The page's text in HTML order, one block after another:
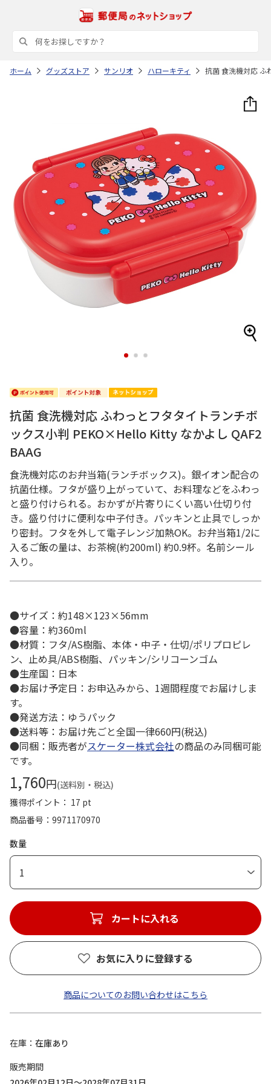
ホーム グッズストア サンリオ ハローキティ 抗菌 食洗機対応 ふ
1 2 3
抗菌 食洗機対応 ふわっとフタタイトランチボ
ックス小判 PEKO×Hello Kitty なかよし QAF2
BAAG
食洗機対応のお弁当箱(ランチボックス)。銀イオン配合の
抗菌仕様。フタが盛り上がっていて、お料理などをふわっ
と盛り付けられる。おかずが片寄りにくい高い仕切り付
き。盛り付けに便利な中子付き。パッキンと止具でしっか
り密封。フタを外して電子レンジ加熱OK。お弁当箱1/2に
入るご飯の量は、お茶椀(約200ml) 約0.9杯。名前シール
入り。
●サイズ：約148×123×56mm
●容量：約360ml
●材質：フタ/AS樹脂、本体・中子・仕切/ポリプロピレ
ン、止め具/ABS樹脂、パッキン/シリコーンゴム
●生産国：日本
●お届け予定日：お申込みから、1週間程度でお届けしま
す。
●発送方法：ゆうパック
●送料等：お届け先ごと全国一律660円(税込)
●同梱：販売者がスケーター株式会社の商品のみ同梱可能
です。
1,760円(送料別・税込)
獲得ポイント： 17 pt
商品番号
9971170970
数量
1
カートに入れる
お気に入りに登録する
商品についてのお問い合わせはこちら
在庫
在庫あり
販売期間